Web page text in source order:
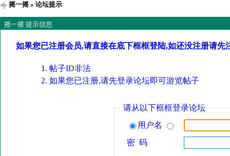
摇一摇» 论坛提示
摇一摇 提示信息
如果您已注册会员,请直接在底下框框登陆,如还没注册请先
帖子ID非法
如果您已注册,请先登录论坛即可游览帖子
请从以下框框登录论坛
用户名
密 码